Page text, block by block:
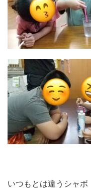
いつもとは違うシャボ